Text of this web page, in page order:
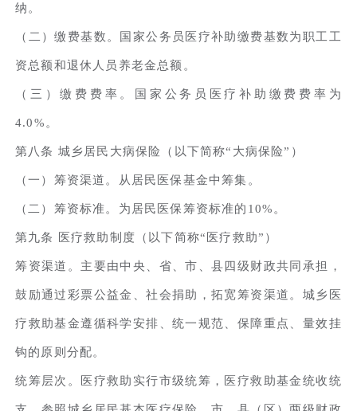
纳。
（二）缴费基数。国家公务员医疗补助缴费基数为职工工
资总额和退休人员养老金总额。
（三）缴费费率。国家公务员医疗补助缴费费率为
4.0%。
第八条 城乡居民大病保险（以下简称“大病保险”）
（一）筹资渠道。从居民医保基金中筹集。
（二）筹资标准。为居民医保筹资标准的10%。
第九条 医疗救助制度（以下简称“医疗救助”）
筹资渠道。主要由中央、省、市、县四级财政共同承担，
鼓励通过彩票公益金、社会捐助，拓宽筹资渠道。城乡医
疗救助基金遵循科学安排、统一规范、保障重点、量效挂
钩的原则分配。
统筹层次。医疗救助实行市级统筹，医疗救助基金统收统